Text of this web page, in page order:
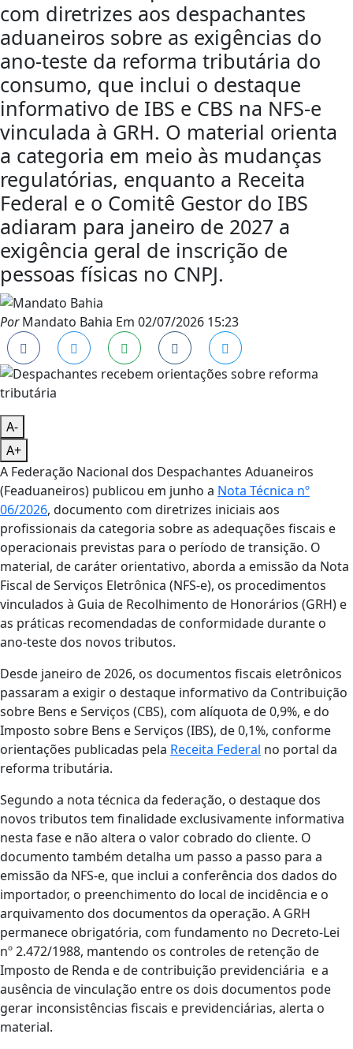
com diretrizes aos despachantes
aduaneiros sobre as exigências do
ano-teste da reforma tributária do
consumo, que inclui o destaque
informativo de IBS e CBS na NFS-e
vinculada à GRH. O material orienta
a categoria em meio às mudanças
regulatórias, enquanto a Receita
Federal e o Comitê Gestor do IBS
adiaram para janeiro de 2027 a
exigência geral de inscrição de
pessoas físicas no CNPJ.
PorMandato Bahia Em 02/07/2026 15:23
A-
A+
A Federação Nacional dos Despachantes Aduaneiros
(Feaduaneiros) publicou em junho a Nota Técnica nº
06/2026, documento com diretrizes iniciais aos
profissionais da categoria sobre as adequações fiscais e
operacionais previstas para o período de transição. O
material, de caráter orientativo, aborda a emissão da Nota
Fiscal de Serviços Eletrônica (NFS-e), os procedimentos
vinculados à Guia de Recolhimento de Honorários (GRH) e
as práticas recomendadas de conformidade durante o
ano-teste dos novos tributos.
Desde janeiro de 2026, os documentos fiscais eletrônicos
passaram a exigir o destaque informativo da Contribuição
sobre Bens e Serviços (CBS), com alíquota de 0,9%, e do
Imposto sobre Bens e Serviços (IBS), de 0,1%, conforme
orientações publicadas pela Receita Federal no portal da
reforma tributária.
Segundo a nota técnica da federação, o destaque dos
novos tributos tem finalidade exclusivamente informativa
nesta fase e não altera o valor cobrado do cliente. O
documento também detalha um passo a passo para a
emissão da NFS-e, que inclui a conferência dos dados do
importador, o preenchimento do local de incidência e o
arquivamento dos documentos da operação. A GRH
permanece obrigatória, com fundamento no Decreto-Lei
nº 2.472/1988, mantendo os controles de retenção de
Imposto de Renda e de contribuição previdenciária e a
ausência de vinculação entre os dois documentos pode
gerar inconsistências fiscais e previdenciárias, alerta o
material.